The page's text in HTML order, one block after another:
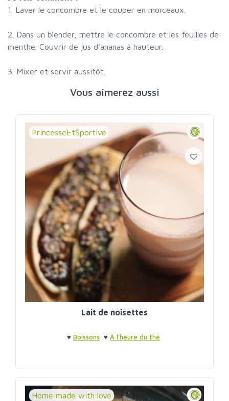
1. Laver le concombre et le couper en morceaux.
2. Dans un blender, mettre le concombre et les feuilles de
menthe. Couvrir de jus d’ananas à hauteur.
3. Mixer et servir aussitôt.
Vous aimerez aussi
PrincesseEtSportive
Lait de noisettes
♥ Boissons ♥ À l'heure du thé
Home made with love